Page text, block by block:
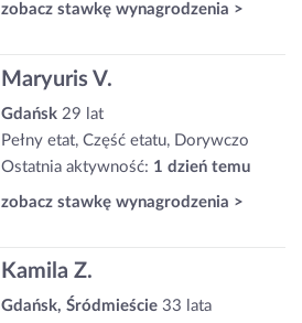
zobacz stawkę wynagrodzenia >
Maryuris V.
Gdańsk 29 lat
Pełny etat, Część etatu, Dorywczo
Ostatnia aktywność: 1 dzień temu
zobacz stawkę wynagrodzenia >
Kamila Z.
Gdańsk, Śródmieście 33 lata